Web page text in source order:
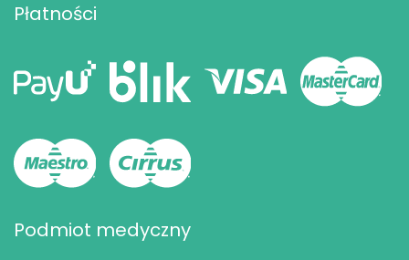
Płatności
Podmiot medyczny